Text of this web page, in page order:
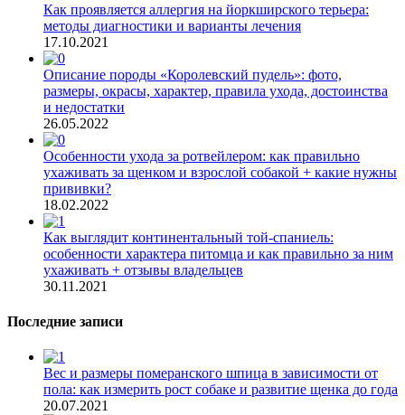
Как проявляется аллергия на йоркширского терьера:
методы диагностики и варианты лечения
17.10.2021
Описание породы «Королевский пудель»: фото,
размеры, окрасы, характер, правила ухода, достоинства
и недостатки
26.05.2022
Особенности ухода за ротвейлером: как правильно
ухаживать за щенком и взрослой собакой + какие нужны
прививки?
18.02.2022
Как выглядит континентальный той-спаниель:
особенности характера питомца и как правильно за ним
ухаживать + отзывы владельцев
30.11.2021
Последние записи
Вес и размеры померанского шпица в зависимости от
пола: как измерить рост собаке и развитие щенка до года
20.07.2021